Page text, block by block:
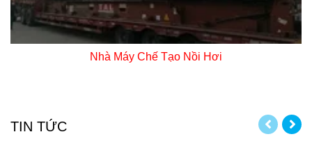
Nhà Máy Chế Tạo Nồi Hơi
TIN TỨC